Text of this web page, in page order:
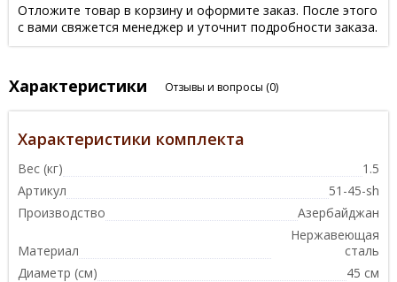
Отложите товар в корзину и оформите заказ. После этого
с вами свяжется менеджер и уточнит подробности заказа.
Характеристики Отзывы и вопросы (0)
Характеристики комплекта
Вес (кг)
1.5
Артикул
51-45-sh
Производство
Азербайджан
Материал
Нержавеющая
сталь
Диаметр (см)
45 см